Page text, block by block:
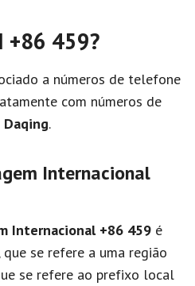
+86 459?
a números de telefone
com números de
Daqing.
Internacional
Internacional+86 459 é
que se refere a uma região
se refere ao prefixo local